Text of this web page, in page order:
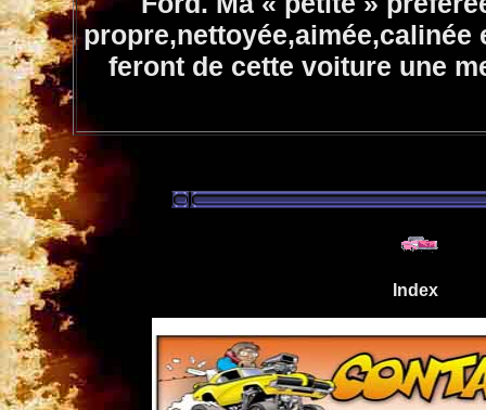
propre,nettoyée,aimée,calinée
feront de cette voiture une
Index